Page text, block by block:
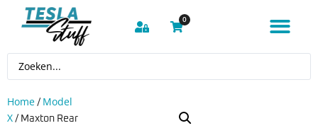
0
Home / Model
X / Maxton Rear